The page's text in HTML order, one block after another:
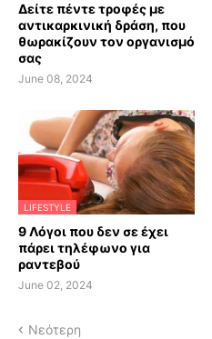
Δείτε πέντε τροφές με
αντικαρκινική δράση, που
θωρακίζουν τον οργανισμό
σας
June 08, 2024
LIFESTYLE
9 Λόγοι που δεν σε έχει
πάρει τηλέφωνο για
ραντεβού
June 02, 2024
Νεότερη